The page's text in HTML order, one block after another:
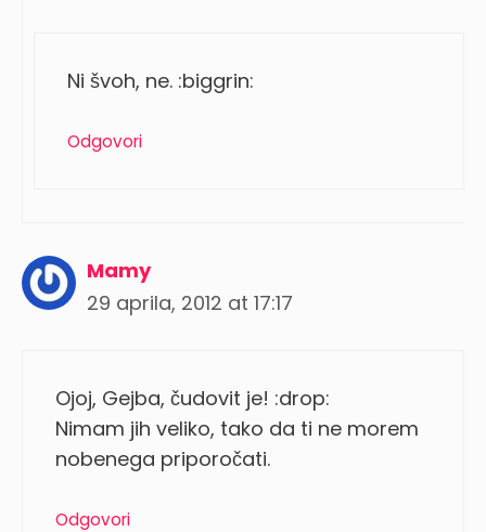
Ni švoh, ne. :biggrin:
Odgovori
Mamy
29 aprila, 2012 at 17:17
Ojoj, Gejba, čudovit je! :drop:
Nimam jih veliko, tako da ti ne morem
nobenega priporočati.
Odgovori